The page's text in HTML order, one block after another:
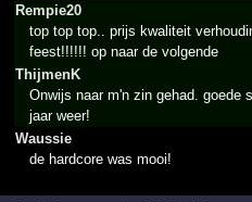
Rempie20
top top top.. prijs kwaliteit
feest!!!!!! op naar de volgende
ThijmenK
Onwijs naar m'n zin gehad. goede
jaar weer!
Waussie
de hardcore was mooi!